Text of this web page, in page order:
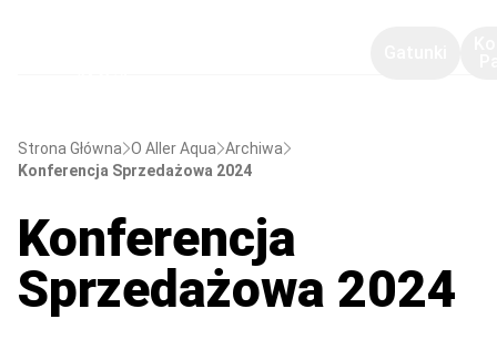
Strona Główna O Aller Aqua Archiwa
Konferencja Sprzedażowa 2024
Konferencja
Sprzedażowa 2024